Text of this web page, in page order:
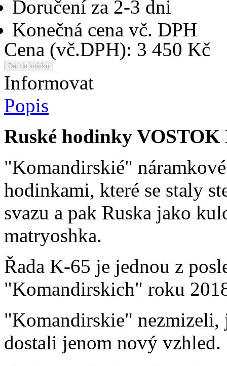
Doručení za 2-3 dni
Konečná cena vč. DPH
Cena (vč.DPH): 3 450 Kč
Informovat
Popis
Ruské hodinky
"Komandirskié"
hodinkami, které se staly
svazu a pak Ruska jako
matryoshka.
Řada K-65 je jednou z
"Komandirskich" roku
"Komandirskie"
dostali jenom nový vzhled.